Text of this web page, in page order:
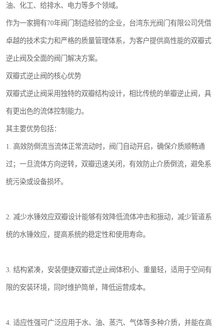
油、化工、给排水、电力等多个领域。
作为一家拥有70年阀门制造经验的企业，台湾东光阀门有限公司凭借
卓越的技术实力和严格的质量管理体系，为客户提供高性能的双瓣式
逆止阀及全面的阀门解决方案。
双瓣式逆止阀的核心优势
双瓣式逆止阀采用独特的双瓣结构设计，相比传统的单瓣逆止阀，具
有更出色的流体控制能力。
其主要优势包括：
1. 高效防倒流当流体正常流动时，阀门自动开启，确保介质顺畅通
过；一旦流体方向逆转，双瓣迅速关闭，有效防止介质倒流，避免系
统污染或设备损坏。
2. 减少水锤效应双瓣设计能够有效降低流体冲击和振动，减少管道系
统的水锤效应，提高系统的稳定性和使用寿命。
3. 结构紧凑，安装便捷双瓣式逆止阀体积小、重量轻，适用于空间有
限的安装环境，同时维护简单，降低运营成本。
4. 适应性强可广泛应用于水、油、蒸汽、气体等多种介质，并能在高